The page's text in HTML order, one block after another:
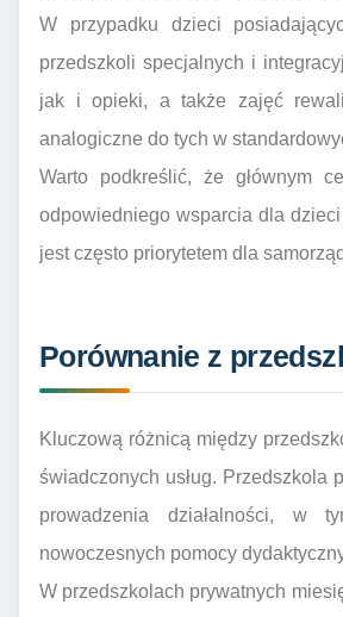
W przypadku dzieci
przedszkoli specjalnych i
jak i opieki, a także zajęć
analogiczne do tych w
Warto podkreślić, że głównym
odpowiedniego wsparcia dla
jest często priorytetem dla
Porównanie z
Kluczową różnicą między
świadczonych usług. Przedszkola
prowadzenia działalności, w
nowoczesnych pomocy
W przedszkolach prywatnych